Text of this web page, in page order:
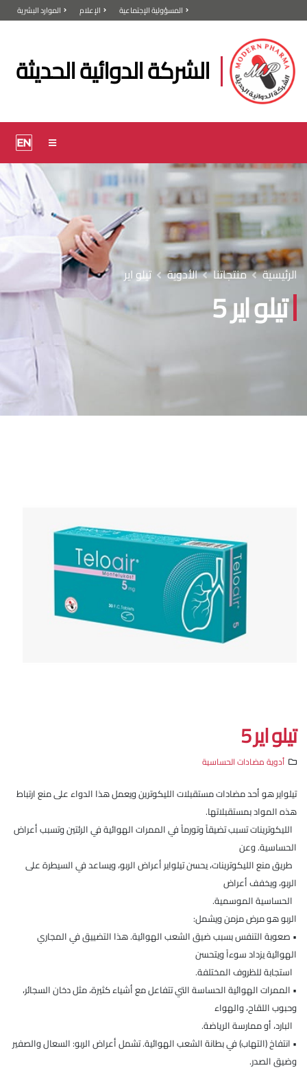
المسؤولية الإجتماعية الإعلام الموارد البشرية
الشركة الدوائية الحديثة
تيلو اير 5
الرئيسية منتجاتنا الأدوية تيلو اير
تيلو اير 5
أدوية مضادات الحساسية
تيلواير هو أحد مضادات مستقبلات الليكوترين ويعمل هذا الدواء على منع ارتباط
هذه المواد بمستقبلاتها.
الليكوترينات تسبب تضيقاً وتورماً في الممرات الهوائية في الرئتين وتسبب أعراض
الحساسية. وعن
طريق منع الليكوترينات، يحسن تيلواير أعراض الربو، ويساعد في السيطرة على
الربو، ويخفف أعراض
الحساسية الموسمية.
الربو هو مرض مزمن ويشمل:
• صعوبة التنفس بسبب ضيق الشعب الهوائية. هذا التضييق في المجاري
الهوائية يزداد سوءاً ويتحسن
استجابة للظروف المختلفة.
• الممرات الهوائية الحساسة التي تتفاعل مع أشياء كثيرة، مثل دخان السجائر،
وحبوب اللقاح، والهواء
البارد، أو ممارسة الرياضة.
• انتفاخ (التهاب) في بطانة الشعب الهوائية. تشمل أعراض الربو: السعال والصفير
وضيق الصدر.